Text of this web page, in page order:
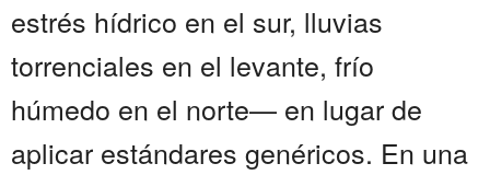
estrés hídrico en el sur, lluvias
torrenciales en el levante, frío
húmedo en el norte— en lugar de
aplicar estándares genéricos. En una